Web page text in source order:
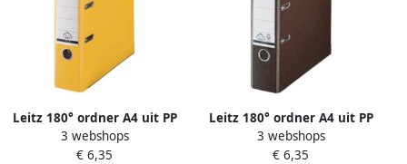
Leitz 180° ordner A4 uit PP
rug van 8 cm geel
3 webshops
€ 6,35
Leitz 180° ordner A4 uit PP
rug van 8 cm bruin
3 webshops
€ 6,35